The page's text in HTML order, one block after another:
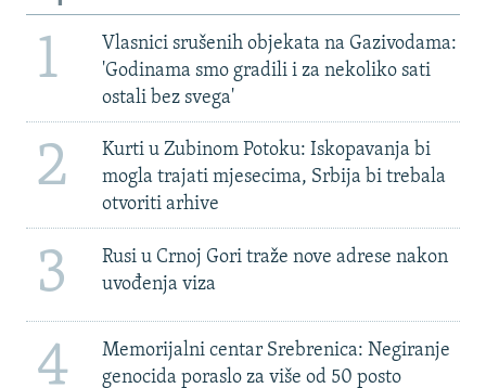
1
Vlasnici srušenih objekata na Gazivodama:
'Godinama smo gradili i za nekoliko sati
ostali bez svega'
2
Kurti u Zubinom Potoku: Iskopavanja bi
mogla trajati mjesecima, Srbija bi trebala
otvoriti arhive
3
Rusi u Crnoj Gori traže nove adrese nakon
uvođenja viza
4
Memorijalni centar Srebrenica: Negiranje
genocida poraslo za više od 50 posto